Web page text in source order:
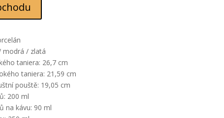
modrá / zlatá
taniera: 26,7 cm
taniera: 21,59 cm
pouště: 19,05 cm
200 ml
na kávu: 90 ml